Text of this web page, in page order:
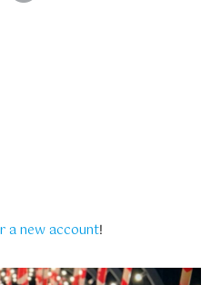
a new account!